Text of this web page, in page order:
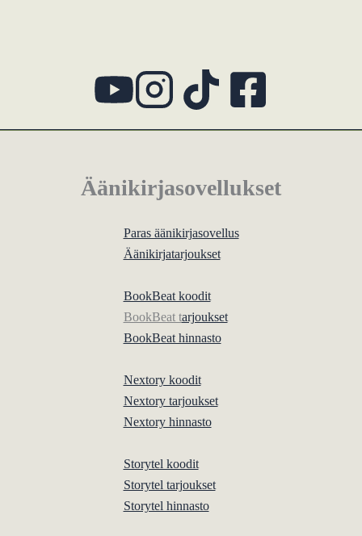
Äänikirjasovellukset
Paras äänikirjasovellus
Äänikirjatarjoukset
BookBeat koodit
BookBeat tarjoukset
BookBeat hinnasto
Nextory koodit
Nextory tarjoukset
Nextory hinnasto
Storytel koodit
Storytel tarjoukset
Storytel hinnasto